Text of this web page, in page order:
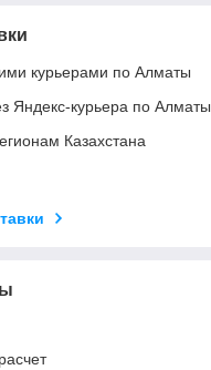
курьерами по Алматы
Яндекс-курьера по Алматы
Казахстана